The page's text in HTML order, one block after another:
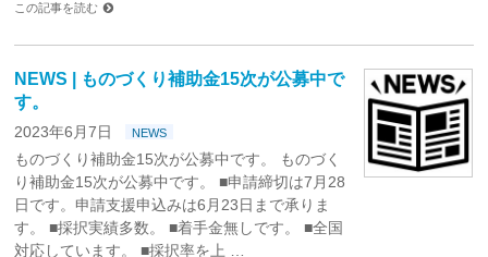
この記事を読む
NEWS | ものづくり補助金15次が公募中で
す。
2023年6月7日 NEWS
ものづくり補助金15次が公募中です。 ものづく
り補助金15次が公募中です。 ■申請締切は7月28
日です。申請支援申込みは6月23日まで承りま
す。 ■採択実績多数。 ■着手金無しです。 ■全国
対応しています。 ■採択率を上 …